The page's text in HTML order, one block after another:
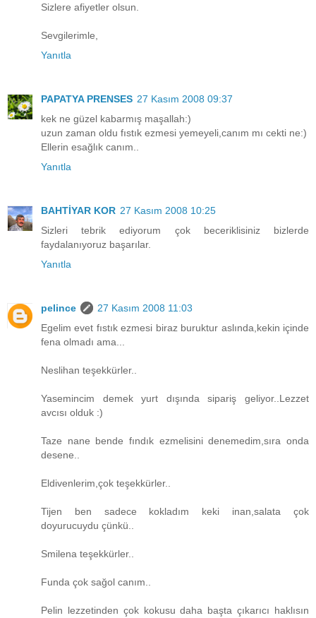
Sizlere afiyetler olsun.
Sevgilerimle,
Yanıtla
PAPATYA PRENSES 27 Kasım 2008 09:37
kek ne güzel kabarmış maşallah:)
uzun zaman oldu fıstık ezmesi yemeyeli,canım mı cekti ne:)
Ellerin esağlık canım..
Yanıtla
BAHTİYAR KOR 27 Kasım 2008 10:25
Sizleri tebrik ediyorum çok beceriklisiniz bizlerde
faydalanıyoruz başarılar.
Yanıtla
pelince
27 Kasım 2008 11:03
Egelim evet fıstık ezmesi biraz buruktur aslında,kekin içinde
fena olmadı ama...
Neslihan teşekkürler..
Yasemincim demek yurt dışında sipariş geliyor..Lezzet
avcısı olduk :)
Taze nane bende fındık ezmelisini denemedim,sıra onda
desene..
Eldivenlerim,çok teşekkürler..
Tijen ben sadece kokladım keki inan,salata çok
doyurucuydu çünkü..
Smilena teşekkürler..
Funda çok sağol canım..
Pelin lezzetinden çok kokusu daha başta çıkarıcı haklısın